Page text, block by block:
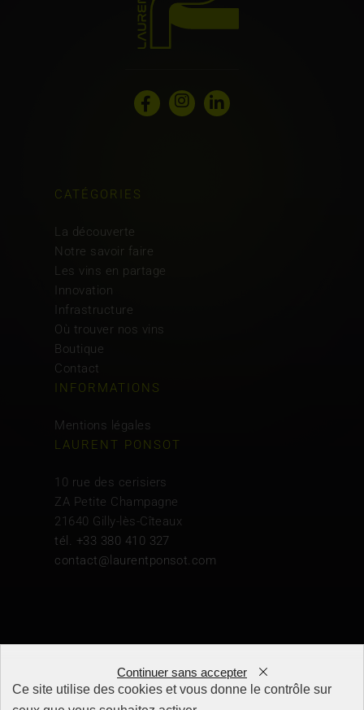
FacebookInstagramLinkedin
CATÉGORIES
La découverte
Notre savoir faire
Les vins en partage
Innovation
Infrastructure
Où trouver nos vins
Boutique
Contact
INFORMATIONS
Mentions légales
LAURENT PONSOT
10 rue des cerisiers
ZA Petite Champagne
21640 Gilly-lès-Cîteaux
tél. +33 380 410 327
contact@laurentponsot.com
Ce site utilise des cookies et vous donne le contrôle sur
Continuer sans accepter